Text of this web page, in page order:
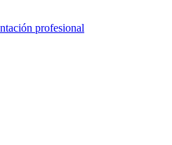
profesional